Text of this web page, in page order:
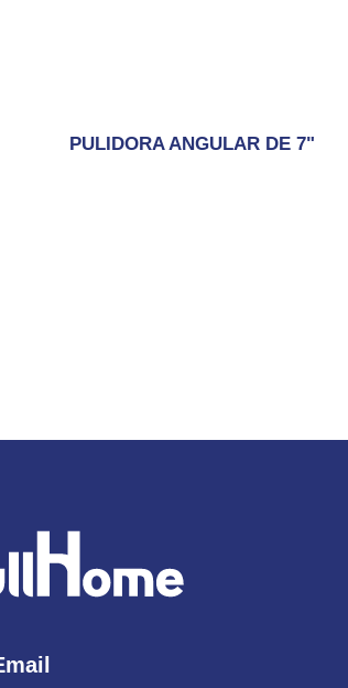
PULIDORA ANGULAR DE 7"